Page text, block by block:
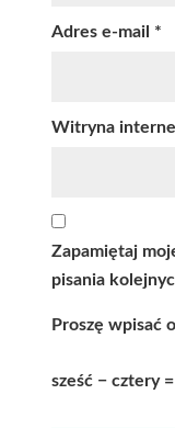
Adres e-mail *
Witryna
Zapamiętaj
pisania
Proszę wpisać
sześć − cztery =